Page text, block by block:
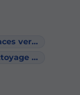
Réparation matériel espaces verts
Vente de matériel de nettoyage industriel